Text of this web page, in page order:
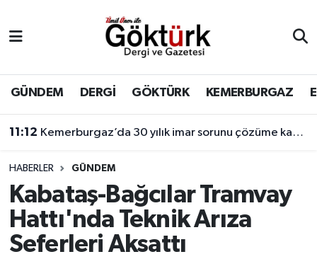
GÜNDEM DERGİ GÖKTÜRK KEMERBURGAZ
11:12 Kemerburgaz’da 30 yılık imar sorunu çözüme kavuşuyor
HABERLER GÜNDEM
Kabataş-Bağcılar Tramvay
Hattı'nda Teknik Arıza
Seferleri Aksattı
BİLİM
DERGİ
DÜNYA
EĞİTİM
EKONOMİ
Eyüpsultan Hava Durumu
Eyüpsultan Trafik Yoğunluk Haritası
Süper Lig Puan Durumu ve Fikstür
Tüm Manşetler
Son Dakika Haberleri
Haber Arşivi